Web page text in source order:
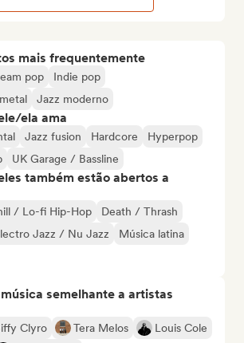
mais frequentemente
pop
Indie pop
Jazz moderno
ela ama
Jazz fusion Hardcore
Hyperpop
UK Garage / Bassline
também estão abertos a
/ Lo-fi Hip-Hop
Death / Thrash
Jazz / Nu Jazz
Música latina
semelhante a artistas
Clyro Tera Melos
Louis Cole